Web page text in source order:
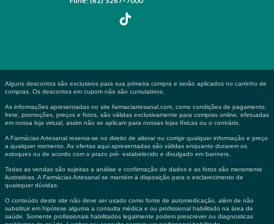
Alguns descontos são exclusivos para sua primeira compra e serão aplicados no carrinho de
compras. Os descontos em cupom não são cumulativos.
As informações apresentadas no site farmaciartesanal.com, como condições de pagamento,
frete, promoções, preços e fotos, são válidas exclusivamente para compras online, efetuadas
em nossa loja virtual, assim não se aplicam para nossas lojas físicas ou o contrário.
A Farmácias Artesanal reserva-se no direito de alterar ou corrigir qualquer informação e preço
a qualquer momento. As ofertas aqui apresentadas são válidas enquanto durarem os
estoques ou de acordo com o prazo pré- estabelecido e divulgado em banners.
Todas as vendas são sujeitas a análise e confirmação de dados e as fotos são meramente
ilustrativas. A Farmácias Artesanal se mantém à disposição para o esclarecimento de
quaisquer dúvidas.
O conteúdo deste site não deve ser usado como fonte de automedicação, além de não
substituir em hipótese alguma a consulta médica e ou profissional habilitado na área de
saúde. Somente profissionais habilitados legalmente podem prescrever ou diagnosticas